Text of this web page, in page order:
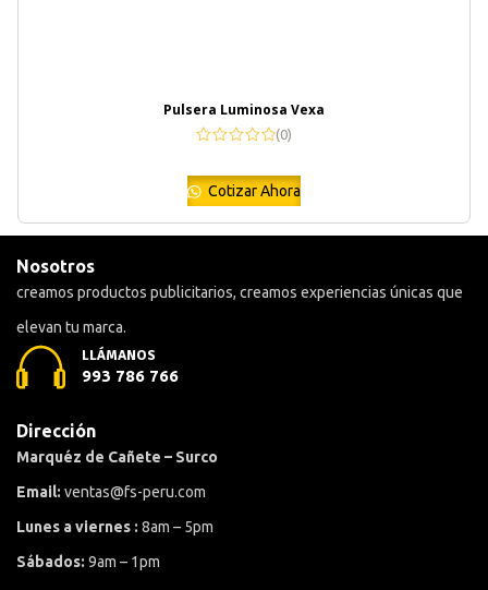
Pulsera Luminosa Vexa
(0)
Cotizar Ahora
Nosotros
creamos productos publicitarios, creamos experiencias únicas que
elevan tu marca.
LLÁMANOS
993 786 766
Dirección
Marquéz de Cañete – Surco
Email: ventas@fs-peru.com
Lunes a viernes : 8am – 5pm
Sábados: 9am – 1pm